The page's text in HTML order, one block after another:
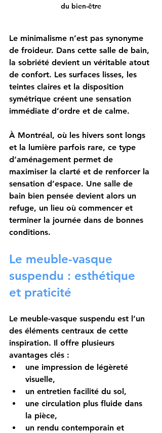
du bien-être
Le minimalisme n’est pas synonyme
de froideur. Dans cette salle de bain,
la sobriété devient un véritable atout
de confort. Les surfaces lisses, les
teintes claires et la disposition
symétrique créent une sensation
immédiate d’ordre et de calme.
À Montréal, où les hivers sont longs
et la lumière parfois rare, ce type
d’aménagement permet de
maximiser la clarté et de renforcer la
sensation d’espace. Une salle de
bain bien pensée devient alors un
refuge, un lieu où commencer et
terminer la journée dans de bonnes
conditions.
Le meuble-vasque
suspendu : esthétique
et praticité
Le meuble-vasque suspendu est l’un
des éléments centraux de cette
inspiration. Il offre plusieurs
avantages clés :
une impression de légèreté
visuelle,
un entretien facilité du sol,
une circulation plus fluide dans
la pièce,
un rendu contemporain et